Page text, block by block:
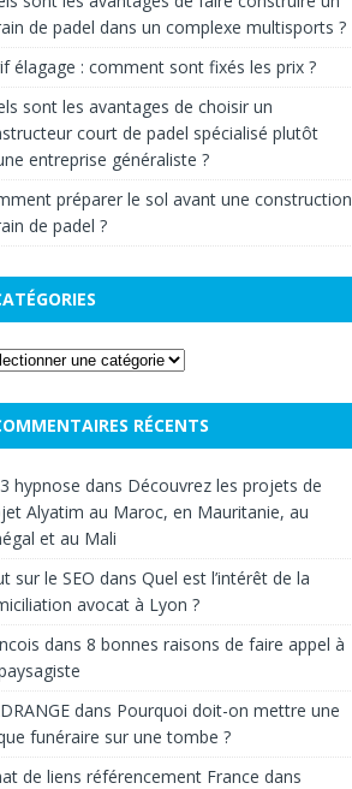
de padel dans un complexe multisports ?
élagage : comment sont fixés les prix ?
sont les avantages de choisir un
court de padel spécialisé plutôt
entreprise généraliste ?
préparer le sol avant une construction
de padel ?
RÉCENTS
hypnose dans Découvrez les projets de
Alyatim au Maroc, en Mauritanie, au
et au Mali
sur le SEO dans Quel est l’intérêt de la
avocat à Lyon ?
dans 8 bonnes raisons de faire appel à
dans Pourquoi doit-on mettre une
funéraire sur une tombe ?
de liens référencement France dans